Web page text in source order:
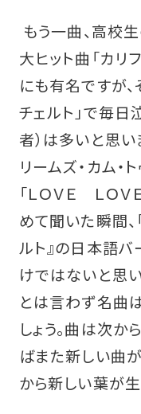
もう一曲、高校
大ヒット曲「カリ
にも有名ですが
チェルト」で毎
者）は多いと思い
リームズ・カム・
「ＬＯＶＥ ＬＯ
めて聞いた瞬間、
ルト』の日本語バ
けではないと思い
とは言わず名曲
しょう。曲は次
ばまた新しい曲
から新しい葉が生